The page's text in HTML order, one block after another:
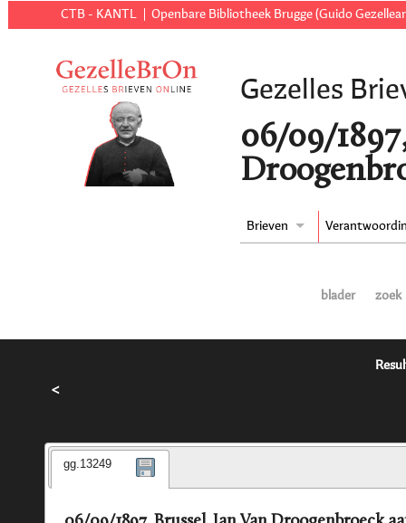
CTB - KANTL Openbare Bibliotheek Brugge (Guido
Gezelles
06/09/
Brieven
blader zoek
<
gg.13249